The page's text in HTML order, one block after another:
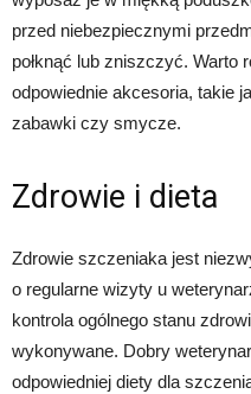
przed niebezpiecznymi
połknąć lub zniszczyć. Warto
odpowiednie akcesoria, takie
zabawki czy smycze.
Zdrowie i dieta
Zdrowie szczeniaka jest
o regularne wizyty u
kontrola ogólnego stanu
wykonywane. Dobry
odpowiedniej diety dla